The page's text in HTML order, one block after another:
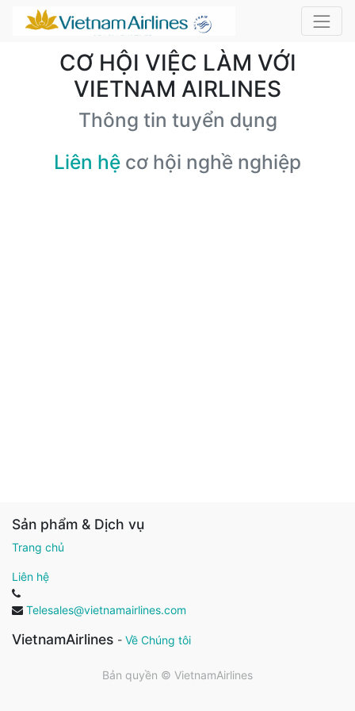
CƠ HỘI VIỆC LÀM VỚI
VIETNAM AIRLINES
Thông tin tuyển dụng
Liên hệ cơ hội nghề nghiệp
Sản phẩm & Dịch vụ
Trang chủ
Liên hệ
Telesales@vietnamairlines.com
VietnamAirlines - Về Chúng tôi
Bản quyền © VietnamAirlines